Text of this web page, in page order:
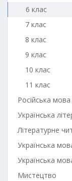
6 клас
7 клас
8 клас
9 клас
10 клас
11 клас
Російська мова
Українська
Літературне
Українська
Українська
Мистецтво